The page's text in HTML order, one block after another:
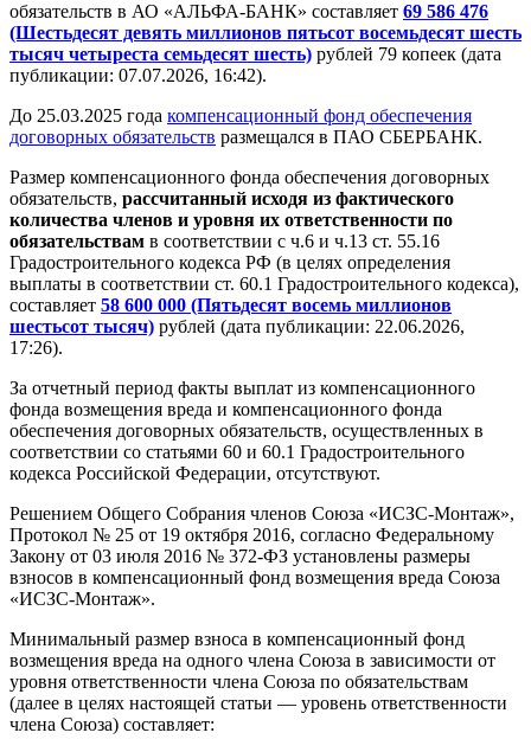
обязательств в АО «АЛЬФА-БАНК» составляет 69 586 476
(Шестьдесят девять миллионов пятьсот восемьдесят шесть
тысяч четыреста семьдесят шесть) рублей 79 копеек (дата
публикации: 07.07.2026, 16:42).
До 25.03.2025 года компенсационный фонд обеспечения
договорных обязательств размещался в ПАО СБЕРБАНК.
Размер компенсационного фонда обеспечения договорных
обязательств, рассчитанный исходя из фактического
количества членов и уровня их ответственности по
обязательствам в соответствии с ч.6 и ч.13 ст. 55.16
Градостроительного кодекса РФ (в целях определения
выплаты в соответствии ст. 60.1 Градостроительного кодекса),
составляет 58 600 000 (Пятьдесят восемь миллионов
шестьсот тысяч) рублей (дата публикации: 22.06.2026,
17:26).
За отчетный период факты выплат из компенсационного
фонда возмещения вреда и компенсационного фонда
обеспечения договорных обязательств, осуществленных в
соответствии со статьями 60 и 60.1 Градостроительного
кодекса Российской Федерации, отсутствуют.
Решением Общего Собрания членов Союза «ИСЗС-Монтаж»,
Протокол № 25 от 19 октября 2016, согласно Федеральному
Закону от 03 июля 2016 № 372-ФЗ установлены размеры
взносов в компенсационный фонд возмещения вреда Союза
«ИСЗС-Монтаж».
Минимальный размер взноса в компенсационный фонд
возмещения вреда на одного члена Союза в зависимости от
уровня ответственности члена Союза по обязательствам
(далее в целях настоящей статьи — уровень ответственности
члена Союза) составляет: